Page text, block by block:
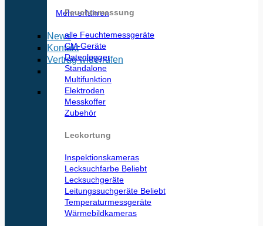
Mehr erfahren
News
Kontakt
Vertrag widerrufen
Feuchtemessung
alle Feuchtemessgeräte
CM-Geräte
Datenlogger
Standalone
Multifunktion
Elektroden
Messkoffer
Zubehör
Leckortung
Inspektionskameras
Lecksuchfarbe
Lecksuchgeräte
Leitungssuchgeräte
Temperaturmessgeräte
Wärmebildkameras